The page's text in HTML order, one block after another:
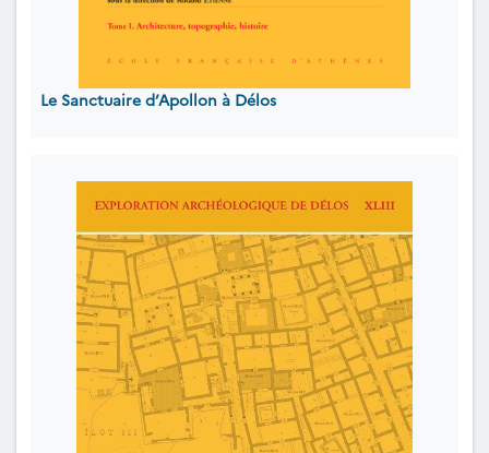
Le Sanctuaire d’Apollon à Délos